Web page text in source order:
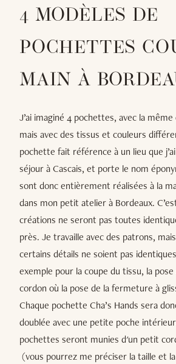
4 MODÈLES DE
POCHETTES
MAIN À
J’ai imaginé 4 pochettes, avec la
mais avec des tissus et couleurs
pochette fait référence à un lieu que
séjour à Cascais, et porte le nom
sont donc entièrement réalisées à la
dans mon petit atelier à Bordeaux.
créations ne seront pas toutes
près. Je travaille avec des patrons,
certains détails ne soient pas
exemple pour la coupe du tissu, la pose
cordon où la pose de la fermeture à
Chaque pochette Cha’s Hands sera
doublée avec une petite poche
pochettes seront munies d'un petit
(vous pourrez me préciser la taille et